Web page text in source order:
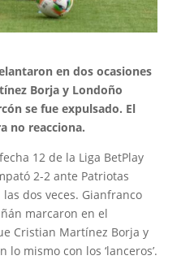
en dos ocasiones
Borja y Londoño
se fue expulsado. El
no reacciona.
12 de la Liga BetPlay
2-2 ante Patriotas
dos veces. Gianfranco
marcaron en el
Cristian Martínez Borja y
mismo con los ‘lanceros’.